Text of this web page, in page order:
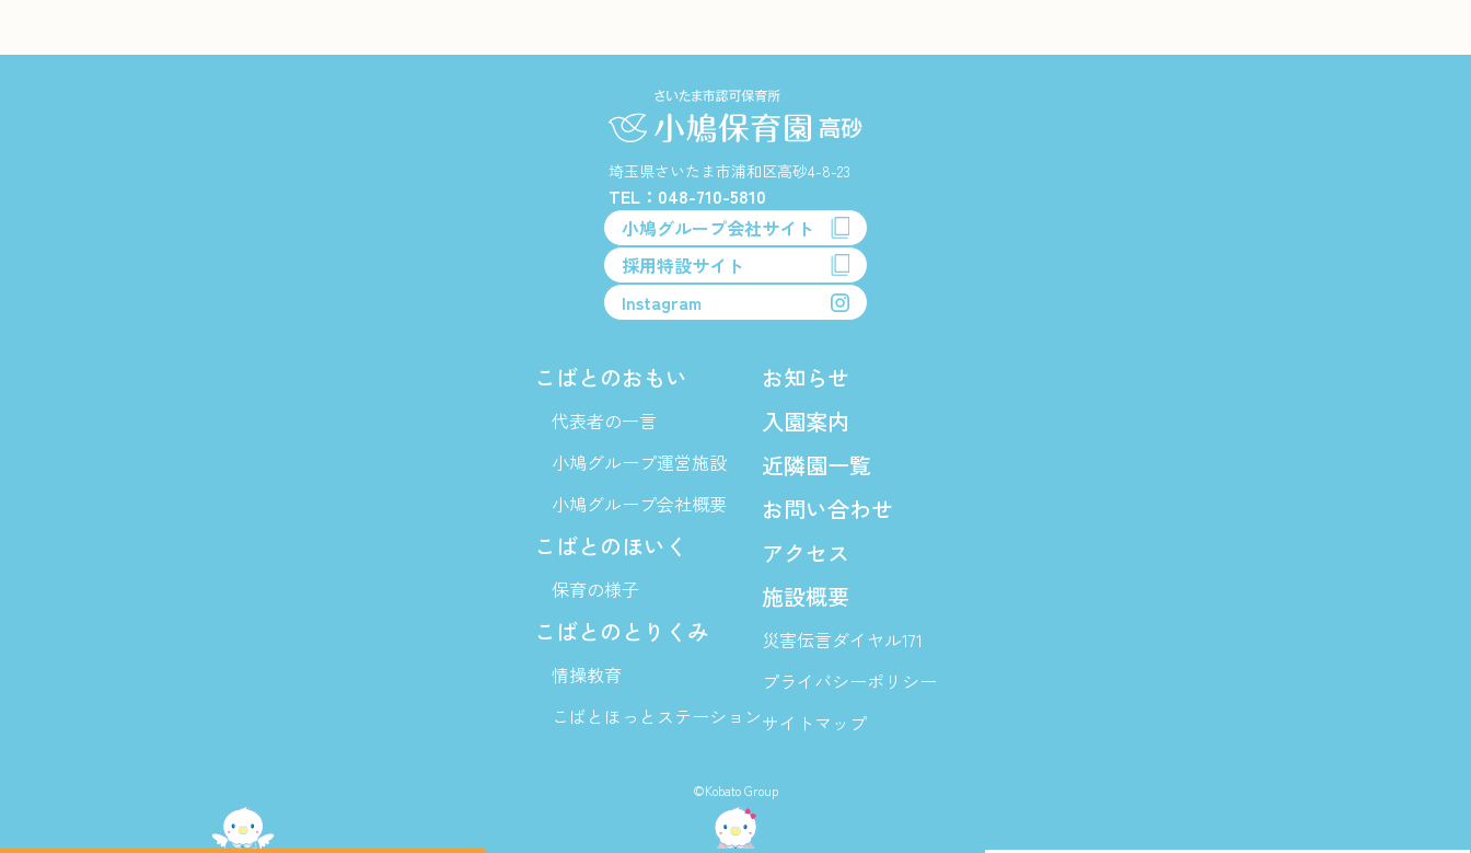
埼玉県さいたま市浦和区高砂4-8-23
TEL：048-710-5810
小鳩グループ会社サイト
採用特設サイト
Instagram
こばとのおもい
代表者の一言
小鳩グループ運営施設
小鳩グループ会社概要
こばとのほいく
保育の様子
こばとのとりくみ
情操教育
こばとほっとステーション
お知らせ
入園案内
近隣園一覧
お問い合わせ
アクセス
施設概要
災害伝言ダイヤル171
プライバシーポリシー
サイトマップ
©Kobato Group